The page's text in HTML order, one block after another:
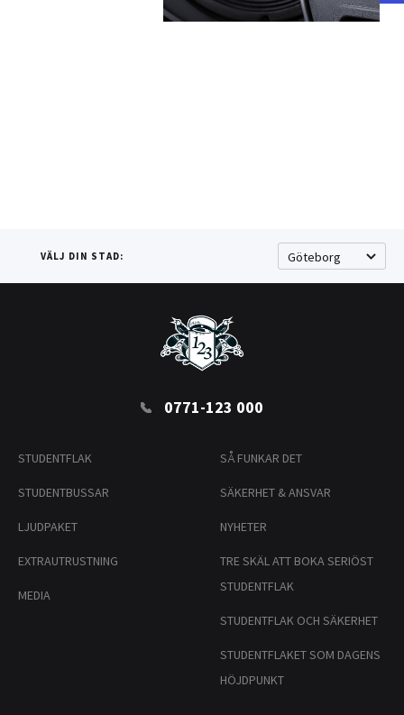
VÄLJ DIN STAD:
0771-123 000
STUDENTFLAK
STUDENTBUSSAR
LJUDPAKET
EXTRAUTRUSTNING
MEDIA
SÅ FUNKAR DET
SÄKERHET & ANSVAR
NYHETER
TRE SKÄL ATT BOKA SERIÖST
STUDENTFLAK
STUDENTFLAK OCH SÄKERHET
STUDENTFLAKET SOM DAGENS
HÖJDPUNKT